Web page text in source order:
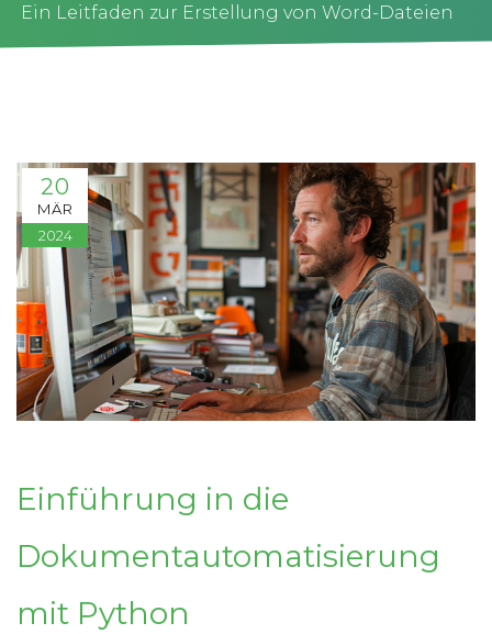
Ein Leitfaden zur Erstellung von Word-Dateien
20
MÄR
2024
Einführung in die
Dokumentautomatisierung
mit Python